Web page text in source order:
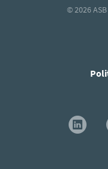
© 2026